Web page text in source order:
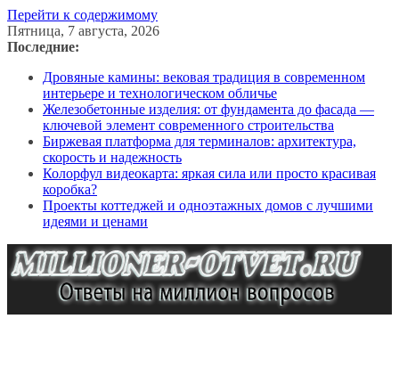
Перейти к содержимому
Пятница, 7 августа, 2026
Последние:
Дровяные камины: вековая традиция в современном
интерьере и технологическом обличье
Железобетонные изделия: от фундамента до фасада —
ключевой элемент современного строительства
Биржевая платформа для терминалов: архитектура,
скорость и надежность
Колорфул видеокарта: яркая сила или просто красивая
коробка?
Проекты коттеджей и одноэтажных домов с лучшими
идеями и ценами